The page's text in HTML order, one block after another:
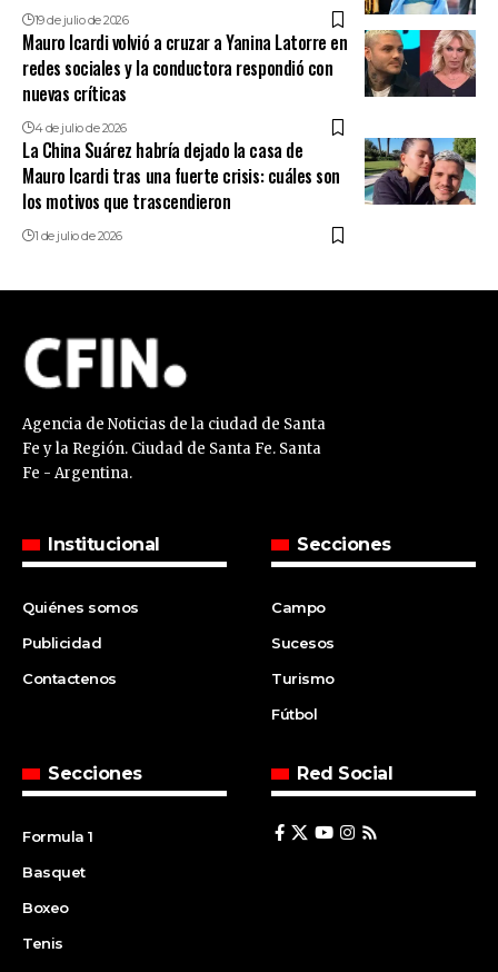
19 de julio de 2026
Mauro Icardi volvió a cruzar a Yanina Latorre en
redes sociales y la conductora respondió con
nuevas críticas
4 de julio de 2026
La China Suárez habría dejado la casa de
Mauro Icardi tras una fuerte crisis: cuáles son
los motivos que trascendieron
1 de julio de 2026
Agencia de Noticias de la ciudad de Santa
Fe y la Región. Ciudad de Santa Fe. Santa
Fe - Argentina.
Institucional
Quiénes somos
Publicidad
Contactenos
Secciones
Campo
Sucesos
Turismo
Fútbol
Secciones
Formula 1
Basquet
Boxeo
Tenis
Red Social